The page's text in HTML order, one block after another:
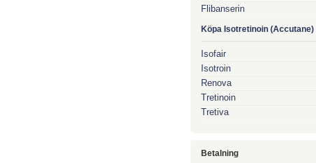
Flibanserin
Köpa Isotretinoin (Accutane)
Isofair
Isotroin
Renova
Tretinoin
Tretiva
Betalning